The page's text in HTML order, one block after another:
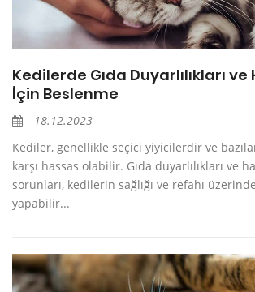
Kedilerde Gıda Duyarlılıkları
İçin Beslenme
18.12.2023
Kediler, genellikle seçici yiyicilerdir ve
karşı hassas olabilir. Gıda duyarlılıkları ve
sorunları, kedilerin sağlığı ve refahı
yapabilir...